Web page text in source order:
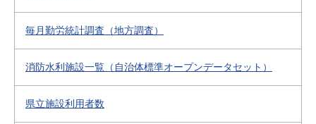
毎月勤労統計調査（地方調査）
消防水利施設一覧（自治体標準オープンデータセット）
県立施設利用者数